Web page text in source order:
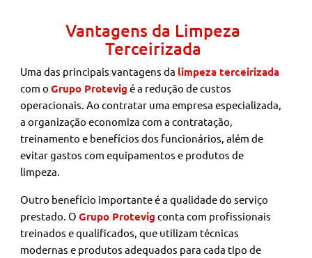
Vantagens da Limpeza
Terceirizada
Uma das principais vantagens da limpeza terceirizada
com oGrupo Protevig é a redução de custos
operacionais. Ao contratar uma empresa especializada,
a organização economiza com a contratação,
treinamento e benefícios dos funcionários, além de
evitar gastos com equipamentos e produtos de
limpeza.
Outro benefício importante é a qualidade do serviço
prestado. O Grupo Protevig conta com profissionais
treinados e qualificados, que utilizam técnicas
modernas e produtos adequados para cada tipo de